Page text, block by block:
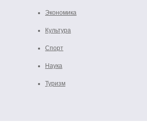
Экономика
Культура
Спорт
Наука
Туризм